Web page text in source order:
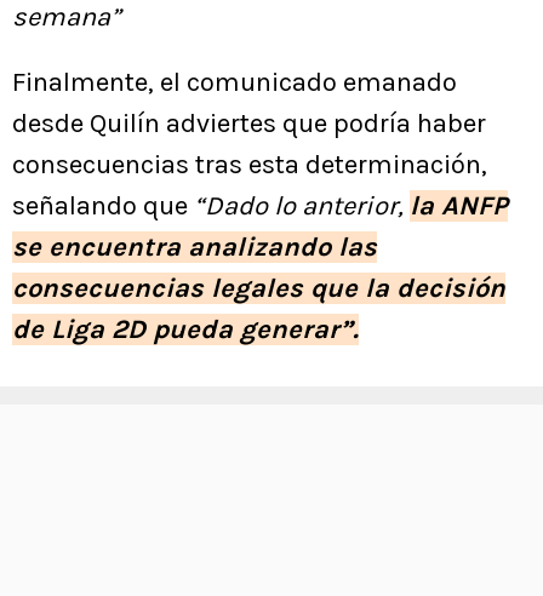
semana”
Finalmente, el comunicado emanado
desde Quilín adviertes que podría haber
consecuencias tras esta determinación,
señalando que “Dado lo anterior, la ANFP
se encuentra analizando las
consecuencias legales que la decisión
de Liga 2D pueda generar”.